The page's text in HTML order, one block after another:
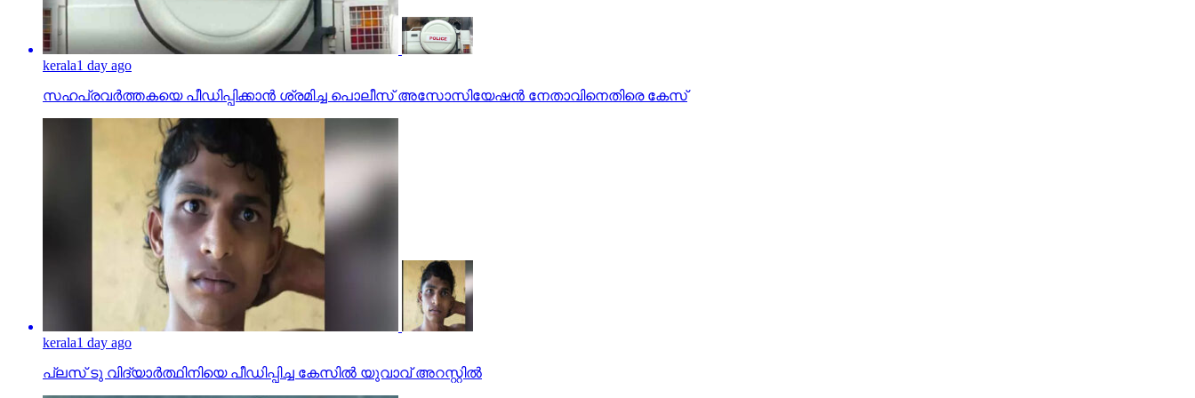
kerala1 day ago
സഹപ്രവര്‍ത്തകയെ പീഡിപ്പിക്കാന്‍ ശ്രമിച്ച പൊലീസ് അസോസിയേഷന്‍ നേതാവിനെതിരെ കേസ്
kerala1 day ago
പ്ലസ് ടു വിദ്യാര്‍ത്ഥിനിയെ പീഡിപ്പിച്ച കേസില്‍ യുവാവ് അറസ്റ്റില്‍